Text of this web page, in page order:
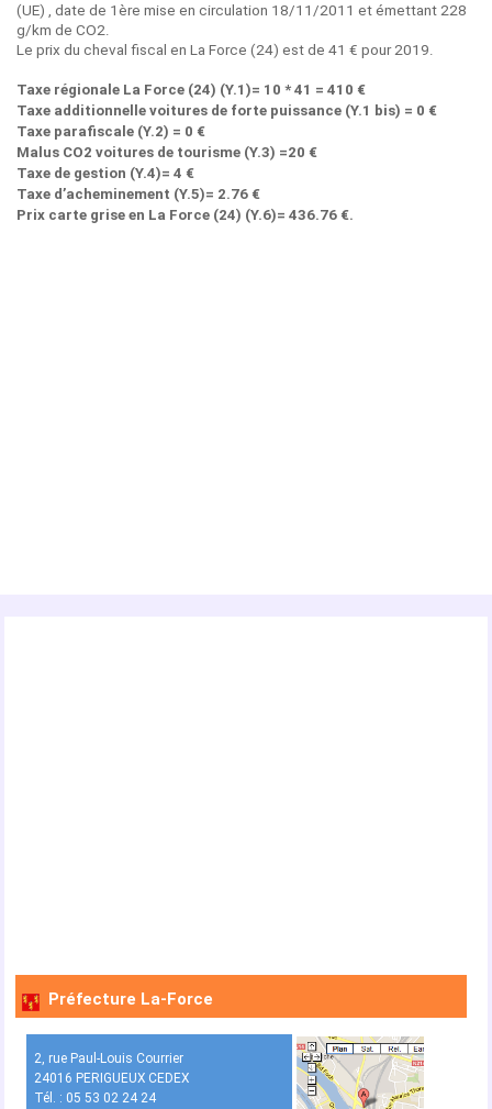
(UE) , date de 1ère mise en circulation 18/11/2011 et émettant 228
g/km de CO2.
Le prix du cheval fiscal en La Force (24) est de 41 € pour 2019.
Taxe régionale La Force (24) (Y.1)= 10 * 41 = 410 €
Taxe additionnelle voitures de forte puissance (Y.1 bis) = 0 €
Taxe parafiscale (Y.2) = 0 €
Malus CO2 voitures de tourisme (Y.3) =20 €
Taxe de gestion (Y.4)= 4 €
Taxe d’acheminement (Y.5)= 2.76 €
Prix carte grise en La Force (24) (Y.6)= 436.76 €.
Préfecture La-Force
2, rue Paul-Louis Courrier
24016 PERIGUEUX CEDEX
Tél. : 05 53 02 24 24